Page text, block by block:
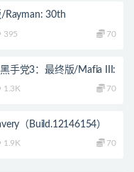
Rayman: 30th
395 70
手党3：最终版/Mafia III:
1.3K 70
（Build.12146154）
1.9K 70